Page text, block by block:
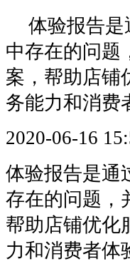
体验报告
中存在的问题
案，帮助店铺
务能力和消费
2020-06-16
体验报告是通
存在的问题，
帮助店铺优化
力和消费者体